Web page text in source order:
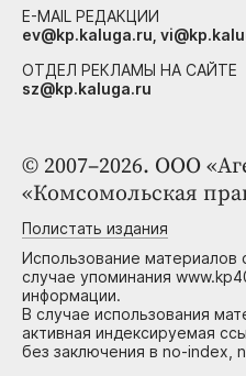
© 2007–2026. ООО
«Комсомольская
Полистать издания
Использование материалов
случае упоминания
информации.
В случае использования
активная индексируемая
без заключения в no-index,
E-MAIL РЕДАКЦИИ
ev@kp.kaluga.ru,
ОТДЕЛ РЕКЛАМЫ НА САЙТЕ
sz@kp.kaluga.ru